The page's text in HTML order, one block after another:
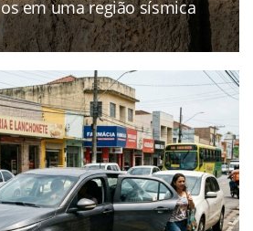
em uma região sísmica